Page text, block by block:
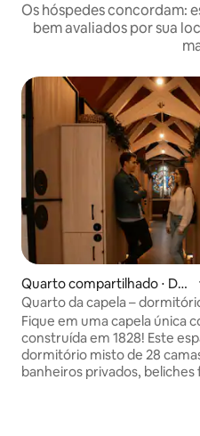
Os hóspedes concordam:
bem avaliados por sua
Quarto compartilhado ⋅ Du
blin 1
Quarto da capela –
camas (misto e privativo)
Fique em uma capela única
construída em 1828! Este
dormitório misto de 28
banheiros privados, beliches